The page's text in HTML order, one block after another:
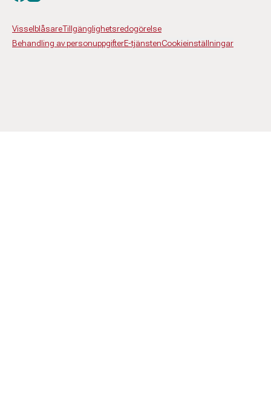
VisselblåsareTillgänglighetsredogörelse
Behandling av personuppgifterE-tjänstenCookieinställningar